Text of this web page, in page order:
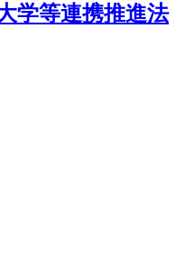
学等連携推進法